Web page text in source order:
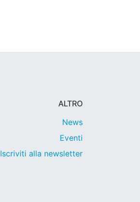
ALTRO
News
Eventi
Iscriviti alla newsletter